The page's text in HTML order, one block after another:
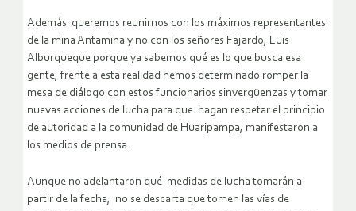
Además queremos reunirnos con los máximos representantes
de la mina Antamina y no con los señores Fajardo, Luis
Alburqueque porque ya sabemos qué es lo que busca esa
gente, frente a esta realidad hemos determinado romper la
mesa de diálogo con estos funcionarios sinvergüenzas y tomar
nuevas acciones de lucha para que hagan respetar el principio
de autoridad a la comunidad de Huaripampa, manifestaron a
los medios de prensa.
Aunque no adelantaron qué medidas de lucha tomarán a
partir de la fecha, no se descarta que tomen las vías de